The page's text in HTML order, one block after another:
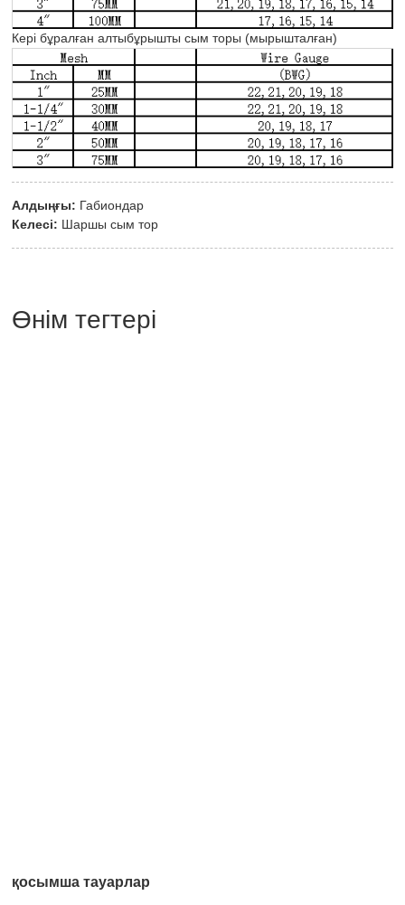
Кері бұралған алтыбұрышты сым торы (мырышталған)
Алдыңғы: Габиондар
Келесі: Шаршы сым тор
Өнім тегтері
қосымша тауарлар